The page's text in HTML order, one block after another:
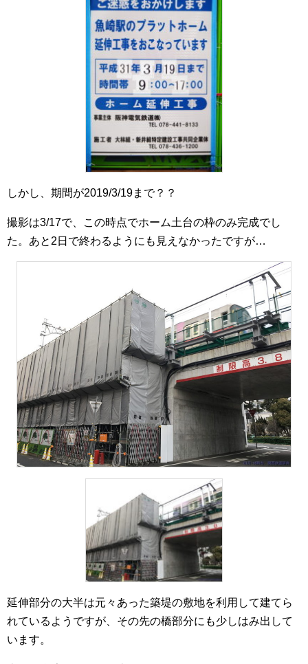
しかし、期間が2019/3/19まで？？
撮影は3/17で、この時点でホーム土台の枠のみ完成でし
た。あと2日で終わるようにも見えなかったですが…
延伸部分の大半は元々あった築堤の敷地を利用して建てら
れているようですが、その先の橋部分にも少しはみ出して
います。